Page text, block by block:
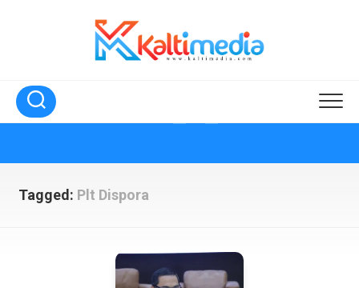
Tagged: Plt Dispora